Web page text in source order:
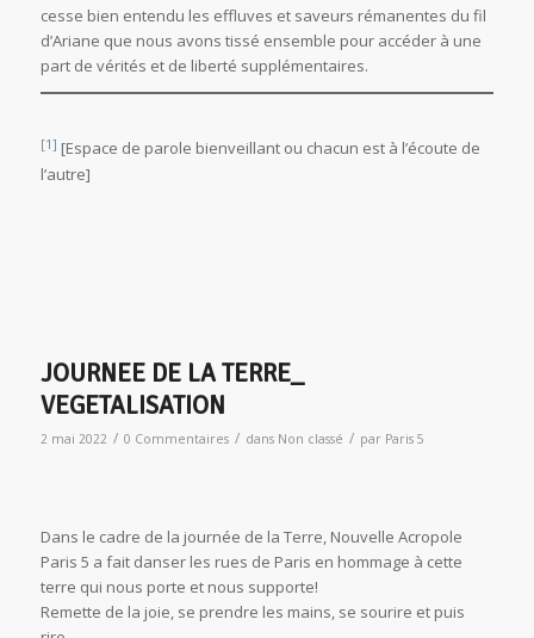
cesse bien entendu les effluves et saveurs rémanentes du fil
d’Ariane que nous avons tissé ensemble pour accéder à une
part de vérités et de liberté supplémentaires.
[1] [Espace de parole bienveillant ou chacun est à l’écoute de
l’autre]
JOURNEE DE LA TERRE_
VEGETALISATION
2 mai 2022 / 0 Commentaires / dans Non classé / par Paris 5
Dans le cadre de la journée de la Terre, Nouvelle Acropole
Paris 5 a fait danser les rues de Paris en hommage à cette
terre qui nous porte et nous supporte!
Remette de la joie, se prendre les mains, se sourire et puis